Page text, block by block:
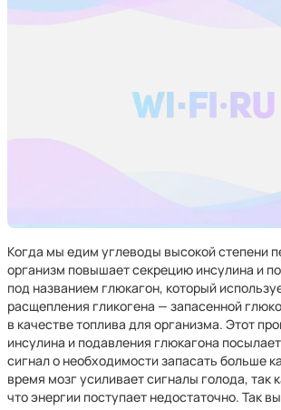
Когда мы едим углеводы высокой степени
организм повышает секрецию инсулина и
под названием глюкагон, который
расщепления гликогена — запасенной
в качестве топлива для организма. Этот
инсулина и подавления глюкагона
сигнал о необходимости запасать больше
время мозг усиливает сигналы голода, так
что энергии поступает недостаточно. Так